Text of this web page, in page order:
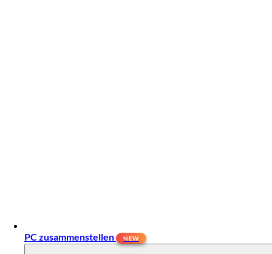
PC zusammenstellen NEW